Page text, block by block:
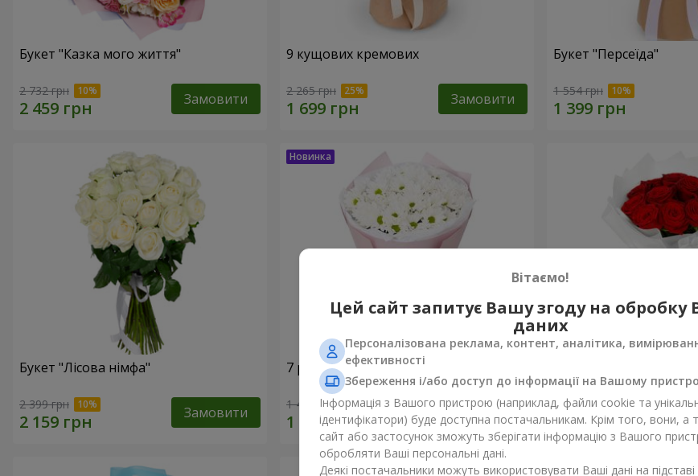
Букет "Казка мого життя"
2 732 грн Замовити
9 кущових кремових
2 265 грн Замовити
Букет "Персеїда"
1 554 грн
Букет "Лісова німфа"
2 399 грн Замовити
7 ромашкових хризантем
1 481 грн Замовити 1 699 грн
Вітаємо!
Цей сайт запитує Вашу згоду на
даних
Персоналізована реклама, контент, аналітика,
ефективності
Збереження і/або доступ до інформації на Вашому
Інформація з Вашого пристрою (наприклад, файли cookie та
ідентифікатори) буде доступна постачальникам. Крім того, вони, а
сайт або застосунок зможуть зберігати інформацію з Вашого
обробляти Ваші персональні дані.
Деякі постачальники можуть використовувати Ваші дані на